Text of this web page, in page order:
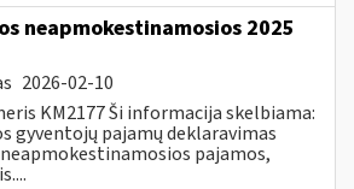
neapmokestinamosios 2025
2026-02-10
KM2177 Ši informacija skelbiama:
gyventojų pajamų deklaravimas
pajamos,